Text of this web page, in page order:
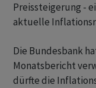
Preissteigerung -
aktuelle
Die Bundesbank
Monatsbericht
dürfte die